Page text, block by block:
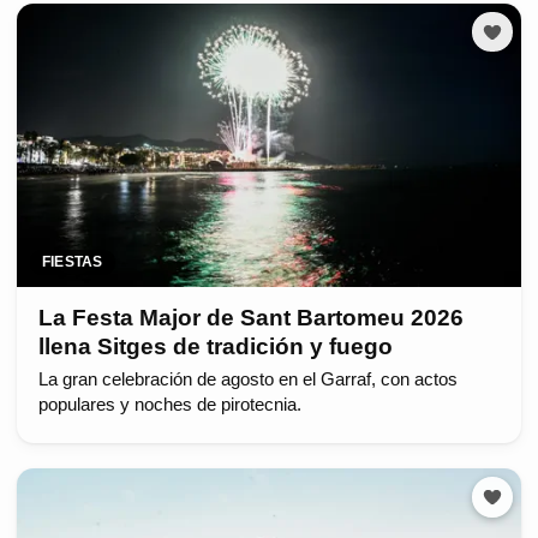
FIESTAS
La Festa Major de Sant Bartomeu 2026
llena Sitges de tradición y fuego
La gran celebración de agosto en el Garraf, con actos
populares y noches de pirotecnia.